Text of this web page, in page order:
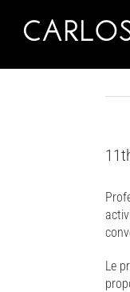
content
Le